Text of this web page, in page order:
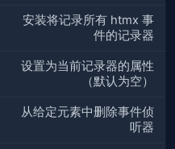
安装将记录所有 htmx 事
件的记录器
设置为当前记录器的属性
（默认为空）
从给定元素中删除事件侦
听器